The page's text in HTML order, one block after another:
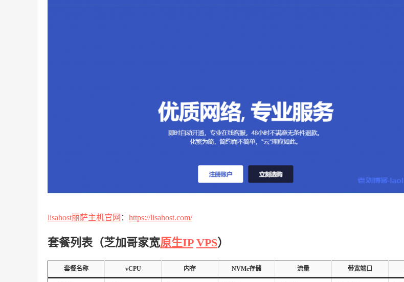
lisahost丽萨主机官网 ： https://lisahost.com/
套餐列表（芝加哥家宽原生IP VPS）
套餐名称 vCPU 内存 NVMe存储 流量 带宽端口